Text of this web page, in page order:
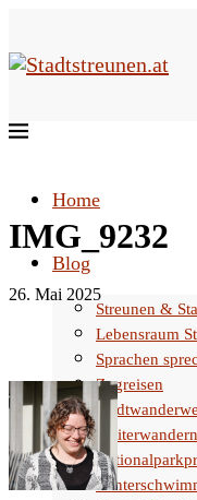
Home
Blog
Streunen &
Lebensraum
Sprachen
Zugreisen
Weiterwandern
IMG_9232
26. Mai 2025